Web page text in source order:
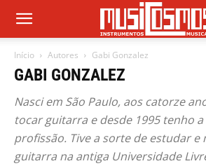
Início Autores Gabi Gonzalez
GABI GONZALEZ
Nasci em São Paulo, aos catorze
tocar guitarra e desde 1995 tenho
profissão. Tive a sorte de estudar e
guitarra na antiga Universidade